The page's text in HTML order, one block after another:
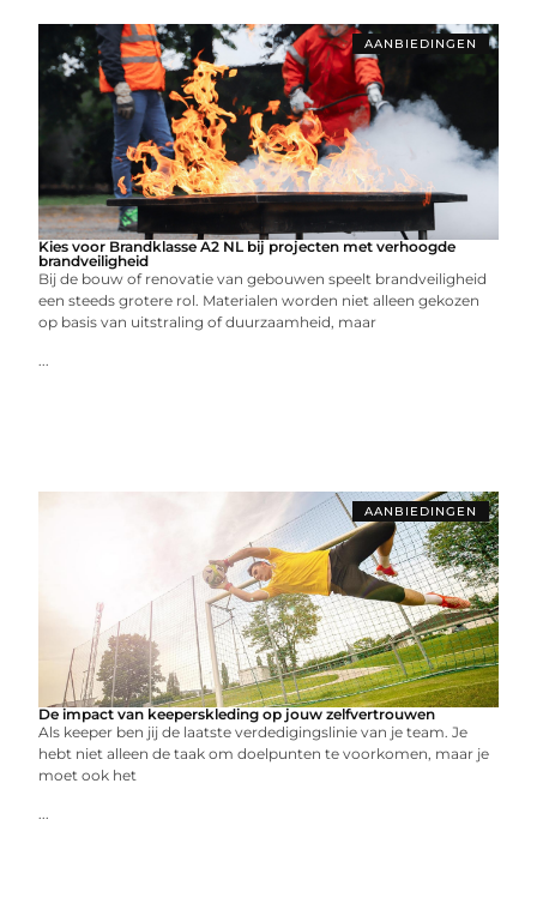
AANBIEDINGEN
Kies voor Brandklasse A2 NL bij projecten met verhoogde
brandveiligheid
Bij de bouw of renovatie van gebouwen speelt brandveiligheid
een steeds grotere rol. Materialen worden niet alleen gekozen
op basis van uitstraling of duurzaamheid, maar
...
AANBIEDINGEN
De impact van keeperskleding op jouw zelfvertrouwen
Als keeper ben jij de laatste verdedigingslinie van je team. Je
hebt niet alleen de taak om doelpunten te voorkomen, maar je
moet ook het
...